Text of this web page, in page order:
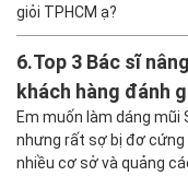
giỏi TPHCM ạ?
6.Top 3 Bác sĩ
khách hàng đánh
Em muốn làm dáng mũi
nhưng rất sợ bị đơ cứng
nhiều cơ sở và quảng